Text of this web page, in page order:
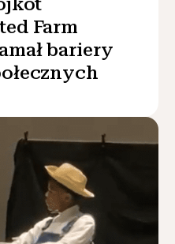
Farm
bariery